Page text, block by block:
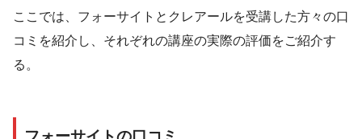
ここでは、フォーサイトとクレアールを受講した方々の口
コミを紹介し、それぞれの講座の実際の評価をご紹介す
る。